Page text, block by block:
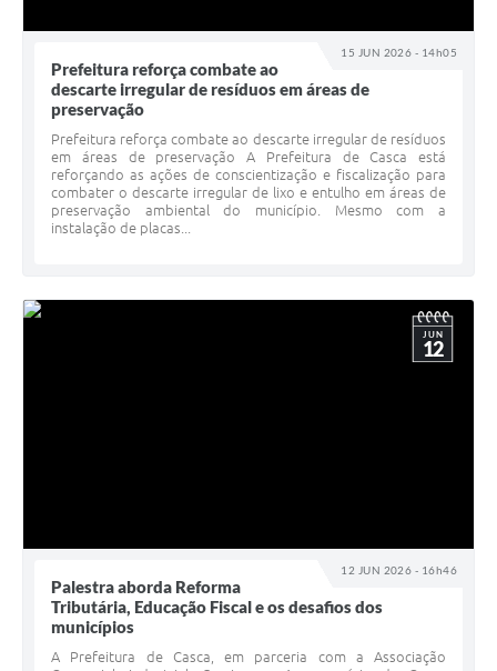
15 JUN 2026 - 14h05
Prefeitura reforça combate ao
descarte irregular de resíduos em áreas de
preservação
Prefeitura reforça combate ao descarte irregular de resíduos
em áreas de preservação A Prefeitura de Casca está
reforçando as ações de conscientização e fiscalização para
combater o descarte irregular de lixo e entulho em áreas de
preservação ambiental do município. Mesmo com a
instalação de placas...
12 JUN 2026 - 16h46
JUN
12
Palestra aborda Reforma
Tributária, Educação Fiscal e os desafios dos
municípios
A Prefeitura de Casca, em parceria com a Associação